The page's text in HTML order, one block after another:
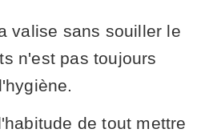
valise sans souiller le
n'est pas toujours
de tout mettre